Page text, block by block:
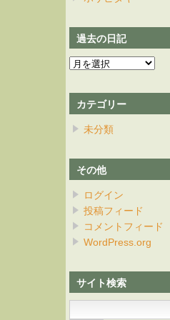
過去の日記
過
の
日
記
カテゴリー
未分類
その他
ログイン
投稿フィード
コメントフィード
WordPress.org
サイト検索